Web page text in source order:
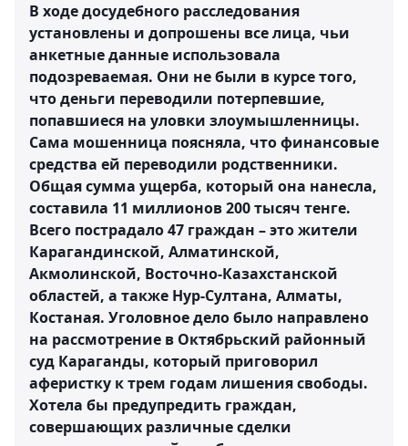
В ходе досудебного расследования
установлены и допрошены все лица, чьи
анкетные данные использовала
подозреваемая. Они не были в курсе того,
что деньги переводили потерпевшие,
попавшиеся на уловки злоумышленницы.
Сама мошенница поясняла, что финансовые
средства ей переводили родственники.
Общая сумма ущерба, который она нанесла,
составила 11 миллионов 200 тысяч тенге.
Всего пострадало 47 граждан – это жители
Карагандинской, Алматинской,
Акмолинской, Восточно-Казахстанской
областей, а также Нур-Султана, Алматы,
Костаная. Уголовное дело было направлено
на рассмотрение в Октябрьский районный
суд Караганды, который приговорил
аферистку к трем годам лишения свободы.
Хотела бы предупредить граждан,
совершающих различные сделки